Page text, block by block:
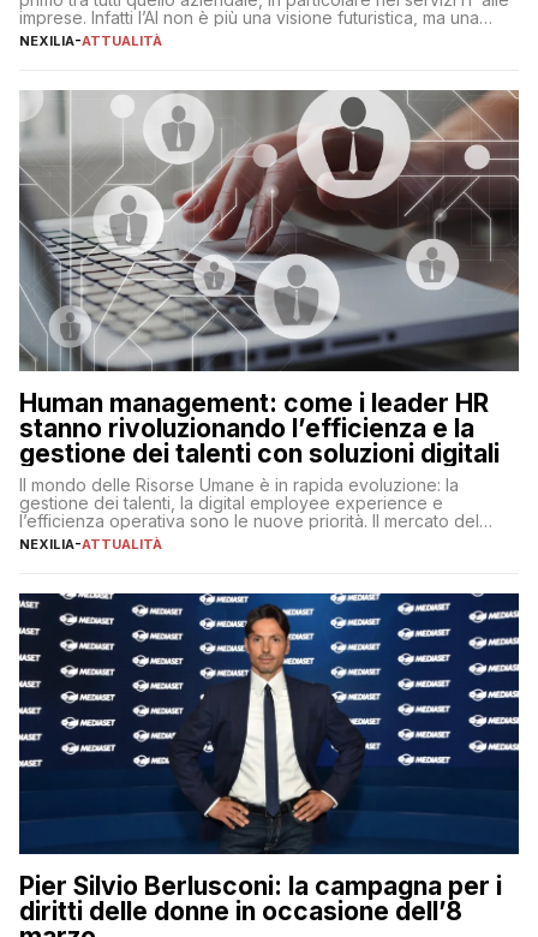
imprese. Infatti l’AI non è più una visione futuristica, ma una
realtà operativa che sta portando a un cambio significativo in
operazioni, bensì comporta […]
NEXILIA-ATTUALITÀ
Human management: come i leader HR
stanno rivoluzionando l’efficienza e la
gestione dei talenti con soluzioni digitali
Il mondo delle Risorse Umane è in rapida evoluzione: la
gestione dei talenti, la digital employee experience e
l’efficienza operativa sono le nuove priorità. Il mercato del
lavoro, d’altra parte, è sempre più competitivo con una lotta
NEXILIA-ATTUALITÀ
Pier Silvio Berlusconi: la campagna per i
diritti delle donne in occasione dell’8